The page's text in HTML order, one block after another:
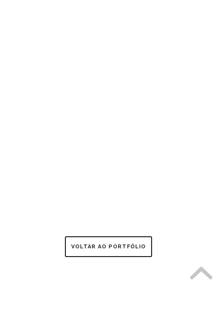
VOLTAR AO PORTFÓLIO